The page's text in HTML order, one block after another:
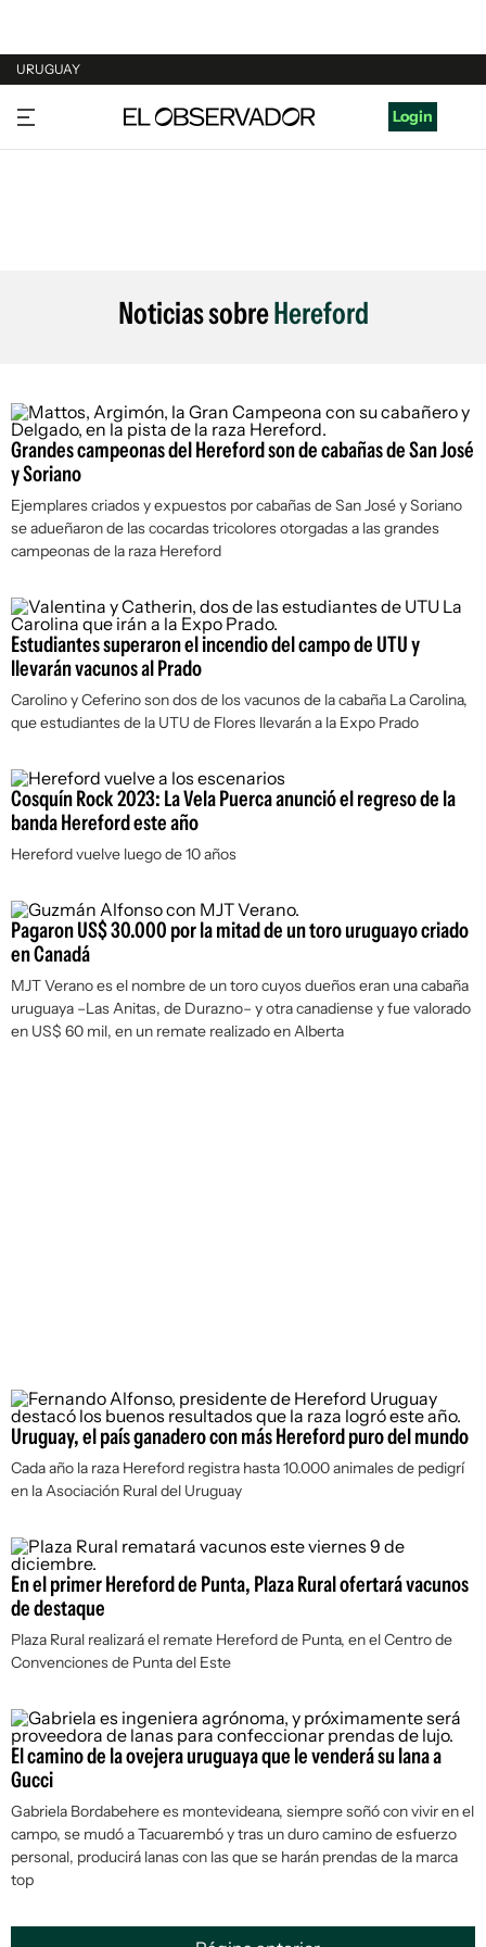
URUGUAY
URUGUAY
ARGENTINA
Login
Noticias sobreHereford
Grandes campeonas del Hereford son de cabañas de San José
y Soriano
Ejemplares criados y expuestos por cabañas de San José y Soriano
se adueñaron de las cocardas tricolores otorgadas a las grandes
campeonas de la raza Hereford
Estudiantes superaron el incendio del campo de UTU y
llevarán vacunos al Prado
Carolino y Ceferino son dos de los vacunos de la cabaña La Carolina,
que estudiantes de la UTU de Flores llevarán a la Expo Prado
Cosquín Rock 2023: La Vela Puerca anunció el regreso de la
banda Hereford este año
Hereford vuelve luego de 10 años
Pagaron US$ 30.000 por la mitad de un toro uruguayo criado
en Canadá
MJT Verano es el nombre de un toro cuyos dueños eran una cabaña
uruguaya –Las Anitas, de Durazno– y otra canadiense y fue valorado
en US$ 60 mil, en un remate realizado en Alberta
Uruguay, el país ganadero con más Hereford puro del mundo
Cada año la raza Hereford registra hasta 10.000 animales de pedigrí
en la Asociación Rural del Uruguay
En el primer Hereford de Punta, Plaza Rural ofertará vacunos
de destaque
Plaza Rural realizará el remate Hereford de Punta, en el Centro de
Convenciones de Punta del Este
El camino de la ovejera uruguaya que le venderá su lana a
Gucci
Gabriela Bordabehere es montevideana, siempre soñó con vivir en el
campo, se mudó a Tacuarembó y tras un duro camino de esfuerzo
personal, producirá lanas con las que se harán prendas de la marca
top